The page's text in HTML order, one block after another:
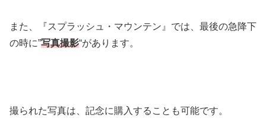
また、『スプラッシュ・マウンテン』では、最後の急降下
の時に”写真撮影“があります。
撮られた写真は、記念に購入することも可能です。